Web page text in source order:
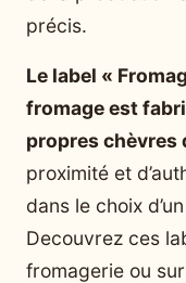
précis.
Le label «
fromage est
propres chèvres
proximité et
dans le choix
Decouvrez ces
fromagerie ou